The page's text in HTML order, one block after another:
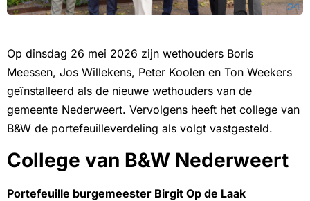
Op dinsdag 26 mei 2026 zijn wethouders Boris
Meessen, Jos Willekens, Peter Koolen en Ton Weekers
geïnstalleerd als de nieuwe wethouders van de
gemeente Nederweert. Vervolgens heeft het college van
B&W de portefeuilleverdeling als volgt vastgesteld.
College van B&W Nederweert
Portefeuille burgemeester Birgit Op de Laak